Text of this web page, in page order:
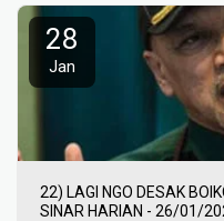
28
Jan
22) LAGI NGO DESAK
SINAR HARIAN - 26/01/